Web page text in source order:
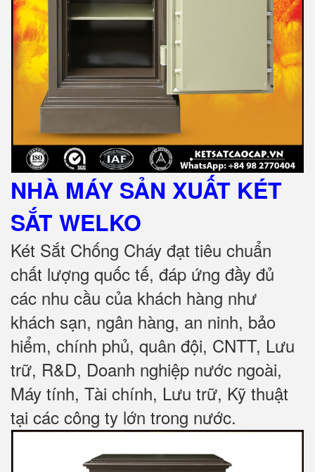
NHÀ MÁY SẢN XUẤT KÉT
SẮTWELKO
Két Sắt Chống Cháy đạt tiêu chuẩn
chất lượng quốc tế, đáp ứng đầy đủ
các nhu cầu của khách hàng như
khách sạn, ngân hàng, an ninh, bảo
hiểm, chính phủ, quân đội, CNTT, Lưu
trữ, R&D, Doanh nghiệp nước ngoài,
Máy tính, Tài chính, Lưu trữ, Kỹ thuật
tại các công ty lớn trong nước.